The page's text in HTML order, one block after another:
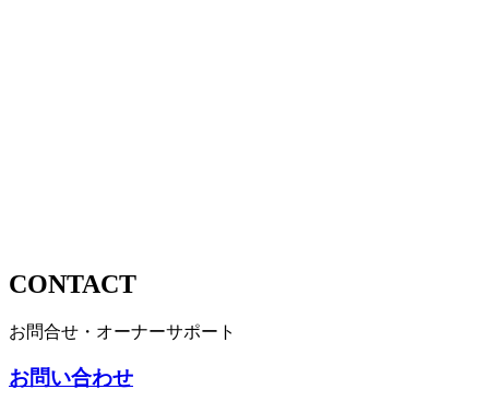
CONTACT
お問合せ・オーナーサポート
お問い合わせ